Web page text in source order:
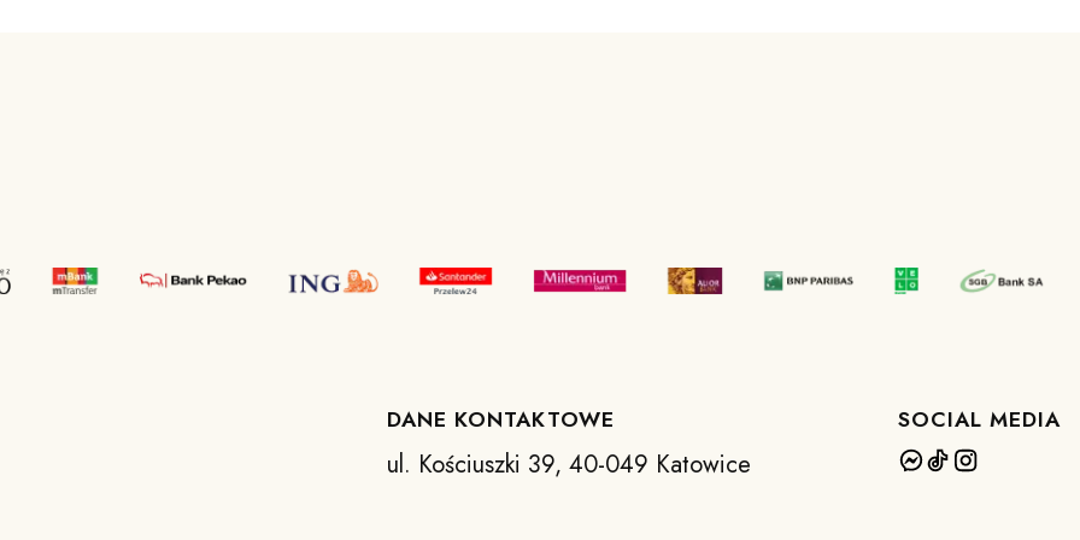
DANE KONTAKTOWE
ul. Kościuszki 39, 40-049 Katowice
SOCIAL MEDIA